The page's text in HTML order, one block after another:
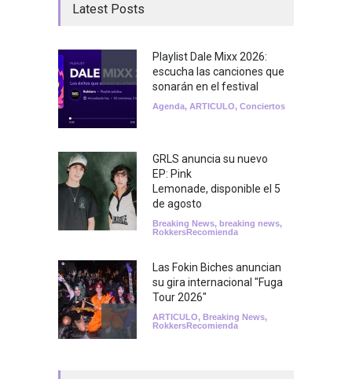
Latest Posts
Playlist Dale Mixx 2026:
escucha las canciones que
sonarán en el festival
Agenda, ARTICULO, Conciertos
GRLS anuncia su nuevo
EP: Pink
Lemonade, disponible el 5
de agosto
Breaking News, breaking news,
RokkersRecomienda
Las Fokin Biches anuncian
su gira internacional "Fuga
Tour 2026"
ARTICULO, Breaking News,
RokkersRecomienda